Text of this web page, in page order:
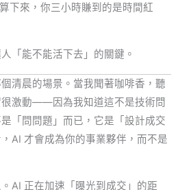
下來，你三小時賺到的是時間紅
「能不能活下去」的關鍵。
清晨的場景。當我聞著咖啡香，聽
激動——因為我知道這不是技術問
「問問題」而已，它是「設計成交
AI 才會成為你的事業夥伴，而不是
AI 正在加速「曝光到成交」的距